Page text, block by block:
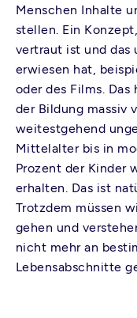
Menschen Inhalte
stellen. Ein
vertraut ist und das
erwiesen hat,
oder des Films.
der Bildung massiv
weitestgehend
Mittelalter bis in
Prozent der Kinder
erhalten. Das ist
Trotzdem müssen
gehen und
nicht mehr an
Lebensabschnitte